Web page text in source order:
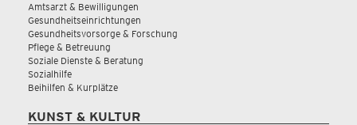
Amtsarzt & Bewilligungen
Gesundheitseinrichtungen
Gesundheitsvorsorge & Forschung
Pflege & Betreuung
Soziale Dienste & Beratung
Sozialhilfe
Beihilfen & Kurplätze
KUNST & KULTUR